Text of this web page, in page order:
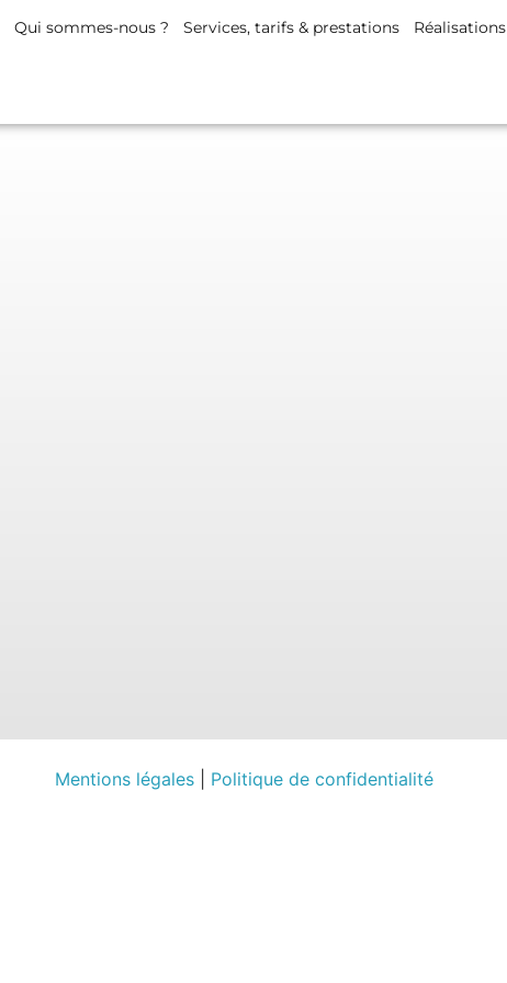
Qui sommes-nous ? Services, tarifs & prestations Réalisations
Mentions légales| Politique de confidentialité